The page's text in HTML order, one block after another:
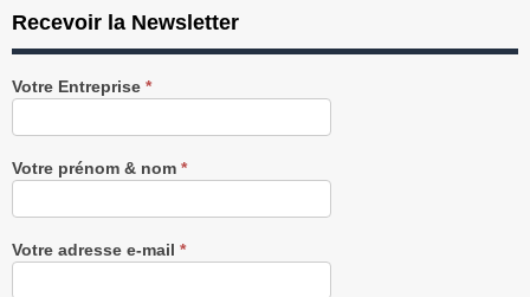
Recevoir la Newsletter
Recevez
notre
gratuitement
Votre Entreprise *
Votre prénom & nom *
Votre adresse e-mail *